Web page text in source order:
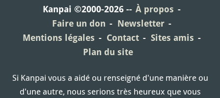
Kanpai ©2000-2026
À propos
Faire un don
Newsletter
Mentions légales
Contact
Sites amis
Plan du site
Si Kanpai vous a aidé ou renseigné d'une manière ou
d'une autre, nous serions très heureux que vous